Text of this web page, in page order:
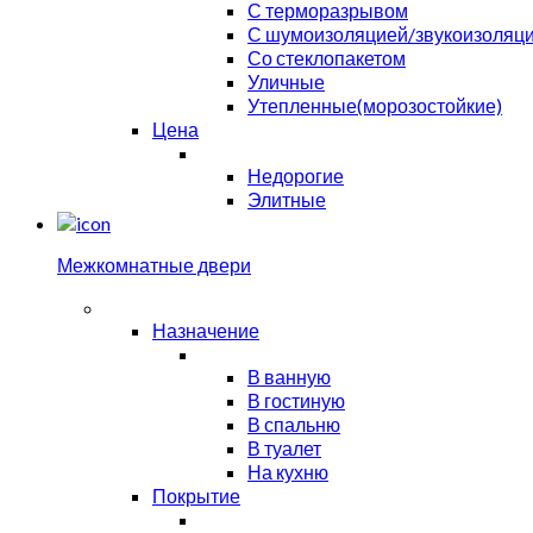
С терморазрывом
С шумоизоляцией/
Со стеклопакетом
Уличные
Утепленные(морозостойкие)
Цена
Недорогие
Элитные
Межкомнатные двери
Назначение
В ванную
В гостиную
В спальню
В туалет
На кухню
Покрытие